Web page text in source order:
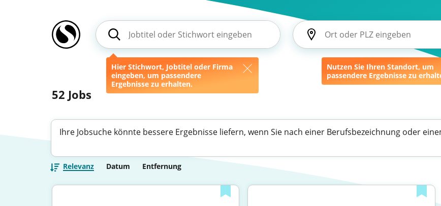
Hier Stichwort, Jobtitel oder Firma
eingeben, um passendere
Ergebnisse zu erhalten.
Nutzen Sie Ihren Standort, um
passendere Ergebnisse zu
52 Jobs
Ihre Jobsuche könnte bessere Ergebnisse liefern, wenn Sie nach einer Berufsbezeichnung oder
Relevanz Datum Entfernung